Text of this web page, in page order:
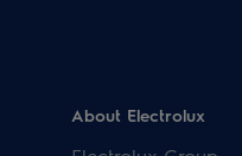
About Electrolux